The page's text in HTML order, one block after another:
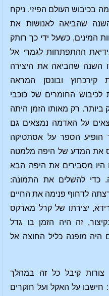
בכיבוש העולם הפיזי. ניקח
זו היתה השנה שהביאה לאנושות את
המינים, כשעל ידי כך רותק
ההתפתחות לגמרי אל
השנה שהביאה את היצירה
קירכחוץ ובונסן המראה
לכיבוש החומרים של כוכבי
רק מאותו הזמן היתה
על האדמה נמצאים גם
הופיע הספר על אסתטיקה
את המדע של היפה מלמטה
מסבירים את היפה הבא
כדי להשלים את התמונה:
לדחוף פנימה את החיים
יצירתו של קרל מארקס
זה היה הזמן בו גדל
היה מופנה כליל החוצה אל
קיבל כל זה במהלך
המחצית השניה של המאה ה-19: חישבו על האקל ועל חוקרים